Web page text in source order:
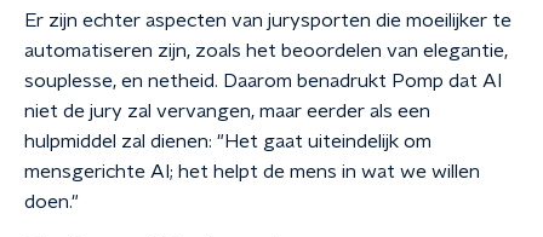
Er zijn echter aspecten van jurysporten die moeilijker te
automatiseren zijn, zoals het beoordelen van elegantie,
souplesse, en netheid. Daarom benadrukt Pomp dat AI
niet de jury zal vervangen, maar eerder als een
hulpmiddel zal dienen: "Het gaat uiteindelijk om
mensgerichte AI; het helpt de mens in wat we willen
doen."